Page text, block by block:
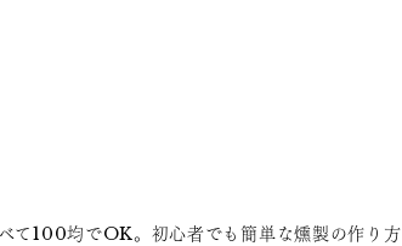
て100均でOK。初心者でも簡単な燻製の作り方